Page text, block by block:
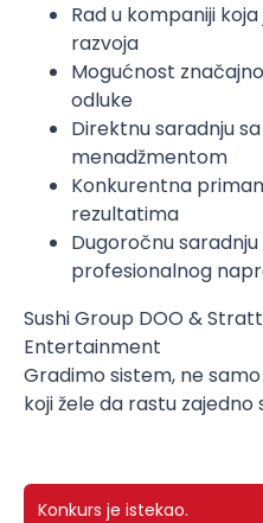
Rad u kompaniji
razvoja
Mogućnost
odluke
Direktnu saradnju
menadžmentom
Konkurentna
rezultatima
Dugoročnu
profesionalnog
Sushi Group DOO &
Entertainment
Gradimo sistem, ne
koji žele da rastu zajedno
Konkurs je istekao.